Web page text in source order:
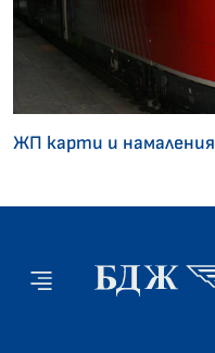
ЖП карти и намаления